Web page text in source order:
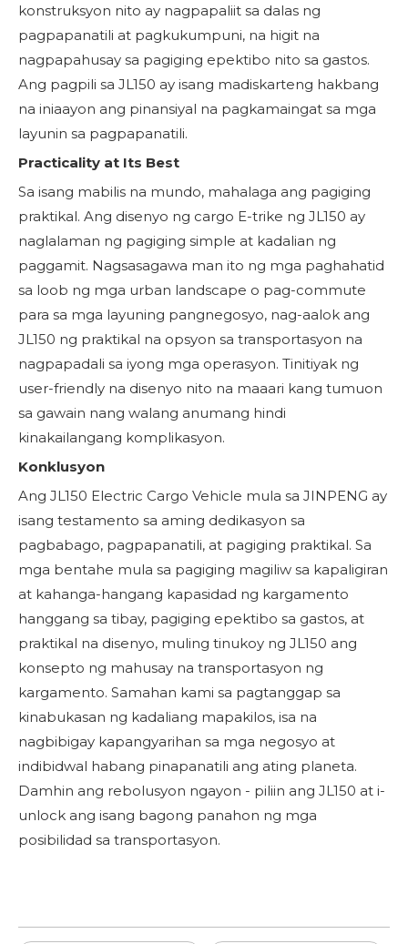
konstruksyon nito ay nagpapaliit sa dalas ng
pagpapanatili at pagkukumpuni, na higit na
nagpapahusay sa pagiging epektibo nito sa gastos.
Ang pagpili sa JL150 ay isang madiskarteng hakbang
na iniaayon ang pinansiyal na pagkamaingat sa mga
layunin sa pagpapanatili.
Practicality at Its Best
Sa isang mabilis na mundo, mahalaga ang pagiging
praktikal. Ang disenyo ng cargo E-trike ng JL150 ay
naglalaman ng pagiging simple at kadalian ng
paggamit. Nagsasagawa man ito ng mga paghahatid
sa loob ng mga urban landscape o pag-commute
para sa mga layuning pangnegosyo, nag-aalok ang
JL150 ng praktikal na opsyon sa transportasyon na
nagpapadali sa iyong mga operasyon. Tinitiyak ng
user-friendly na disenyo nito na maaari kang tumuon
sa gawain nang walang anumang hindi
kinakailangang komplikasyon.
Konklusyon
Ang JL150 Electric Cargo Vehicle mula sa JINPENG ay
isang testamento sa aming dedikasyon sa
pagbabago, pagpapanatili, at pagiging praktikal. Sa
mga bentahe mula sa pagiging magiliw sa kapaligiran
at kahanga-hangang kapasidad ng kargamento
hanggang sa tibay, pagiging epektibo sa gastos, at
praktikal na disenyo, muling tinukoy ng JL150 ang
konsepto ng mahusay na transportasyon ng
kargamento. Samahan kami sa pagtanggap sa
kinabukasan ng kadaliang mapakilos, isa na
nagbibigay kapangyarihan sa mga negosyo at
indibidwal habang pinapanatili ang ating planeta.
Damhin ang rebolusyon ngayon - piliin ang JL150 at i-
unlock ang isang bagong panahon ng mga
posibilidad sa transportasyon.